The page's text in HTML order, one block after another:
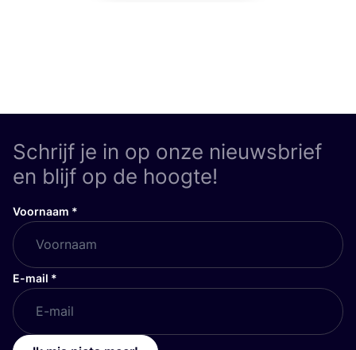
Schrijf je in op onze nieuwsbrief
en blijf op de hoogte!
Voornaam *
E-mail *